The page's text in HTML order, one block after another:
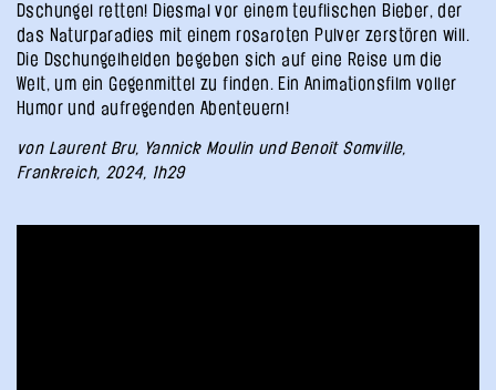
Dschungel retten! Diesmal vor einem teuflischen Bieber, der
das Naturparadies mit einem rosaroten Pulver zerstören will.
Die Dschungelhelden begeben sich auf eine Reise um die
Welt, um ein Gegenmittel zu finden. Ein Animationsfilm voller
Humor und aufregenden Abenteuern!
von Laurent Bru, Yannick Moulin und Benoît Somville,
Frankreich, 2024, 1h29